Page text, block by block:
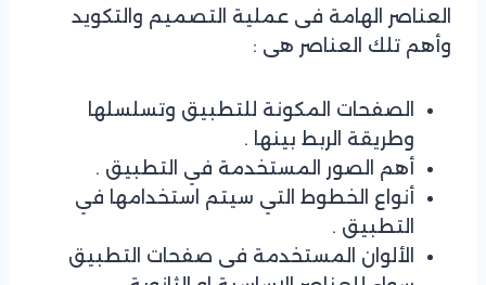
العناصر الهامة فى عملية التصميم والتكويد
وأهم تلك العناصر هى :
الصفحات المكونة للتطبيق وتسلسلها
وطريقة الربط بينها .
أهم الصور المستخدمة في التطبيق .
أنواع الخطوط التي سيتم استخدامها في
التطبيق .
الألوان المستخدمة فى صفحات التطبيق